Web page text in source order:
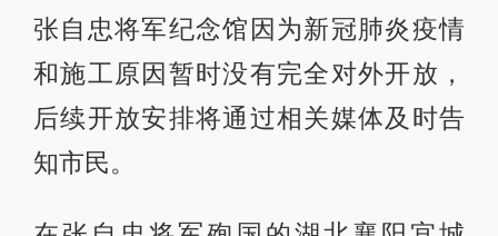
张自忠将军纪念馆因为新冠肺炎疫情
和施工原因暂时没有完全对外开放，
后续开放安排将通过相关媒体及时告
知市民。